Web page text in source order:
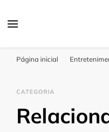
Página inicial
CATEGORIA